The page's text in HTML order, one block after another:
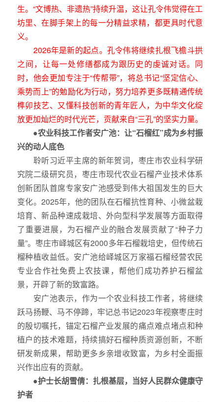
生。“文博热、非遗热”持续升温，这让孔令伟觉得在工
坊里、在脚手架上的每一分精益求精，都更具时代意
义。
2026年是新的起点。孔令伟将继续扎根飞檐斗拱
之间，让每一处修缮都成为跟历史的虔诚对话。同
时，他会更加专注于“传帮带”，将总书记“坚定信心、
乘势而上”的勉励化为行动，努力培养更多既精通传统
榫卯技艺、又懂科技创新的青年匠人，为中华文化绽
放更加灿烂的时代光芒，贡献来自“三孔”的坚实力量。
●农业科技工作者安广池：让“石榴红”成为乡村振
兴的动人底色
聆听习近平主席的新年贺词，枣庄市农业科学研
究院二级研究员，枣庄市现代农业石榴产业技术体系
创新团队首席专家安广池感受到伟大祖国发生的巨大
变化。2025年，他的团队在石榴抗性育种、小微盆栽
培育、新品种速成栽培、外向型科学发展等方面取得
了重要进展，为石榴产业的融合发展贡献了“种子力
量”。枣庄市峄城区有2000多年石榴栽培史，但传统石
榴种植收益低。安广池给峄城区万家福石榴经营农民
专业合作社免费上农技课，帮他们成功养护石榴盆
景，开辟了新的致富路。
安广池表示，作为一个农业科技工作者，将继续
跃马扬鞭、马不停蹄，牢记总书记2023年视察枣庄时
的殷切嘱托，锚定石榴产业发展的痛点难点堵点和种
植户的技术难题，持续搞好石榴种质资源创新，不断
研发新成果，帮助更多乡亲增收致富，为乡村全面振
兴作出应有的贡献。
●护士长胡雪倩：扎根基层，当好人民群众健康守
护者